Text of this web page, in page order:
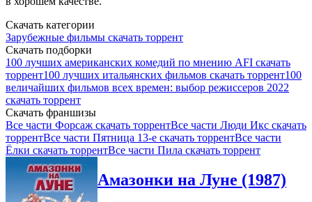
Скачать категории
Зарубежные фильмы скачать торрент
Скачать подборки
100 лучших американских комедий по мнению AFI скачать
торрент100 лучших итальянских фильмов скачать торрент100
величайших фильмов всех времен: выбор режиссеров 2022
скачать торрент
Скачать франшизы
Все части Форсаж скачать торрентВсе части Люди Икс скачать
торрентВсе части Пятница 13-е скачать торрентВсе части
Ёлки скачать торрентВсе части Пила скачать торрент
Амазонки на Луне (1987)